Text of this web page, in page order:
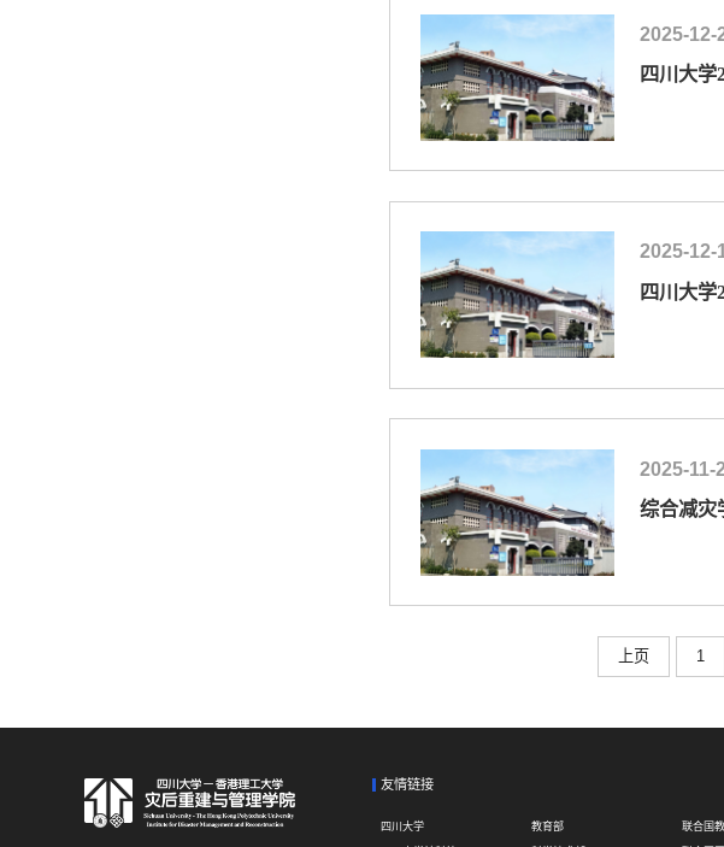
2025-12-
四川大学
2025-12-
四川大学
2025-11-
综合减灾
上页 1
友情链接
四川大学 教育部